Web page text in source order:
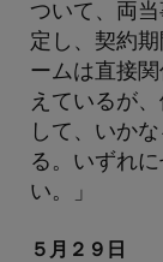
ついて、両
定し、契約
ームは直接
えているが
して、いか
る。いずれ
い。」
５月２９日